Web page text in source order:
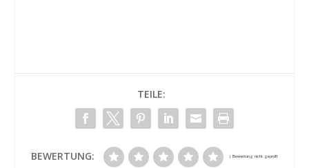
TEILE:
BEWERTUNG: